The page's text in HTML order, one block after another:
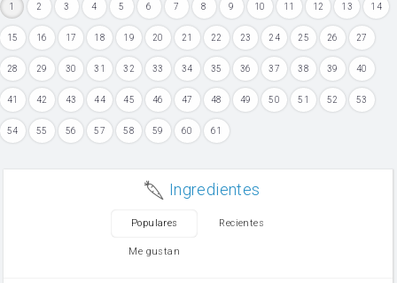
1 2 3 4 5 6 7 8 9 10 11 12 13 14
15 16 17 18 19 20 21 22 23 24 25 26 27
28 29 30 31 32 33 34 35 36 37 38 39 40
41 42 43 44 45 46 47 48 49 50 51 52 53
54 55 56 57 58 59 60 61
Ingredientes
Populares Recientes
Me gustan